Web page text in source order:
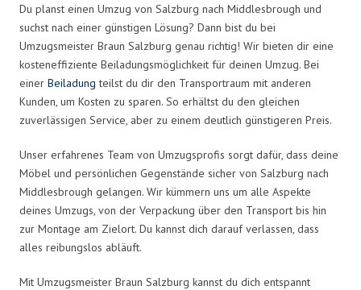
Du planst einen Umzug von Salzburg nach Middlesbrough und
suchst nach einer günstigen Lösung? Dann bist du bei
Umzugsmeister Braun Salzburg genau richtig! Wir bieten dir eine
kosteneffiziente Beiladungsmöglichkeit für deinen Umzug. Bei
einer Beiladung teilst du dir den Transportraum mit anderen
Kunden, um Kosten zu sparen. So erhältst du den gleichen
zuverlässigen Service, aber zu einem deutlich günstigeren Preis.
Unser erfahrenes Team von Umzugsprofis sorgt dafür, dass deine
Möbel und persönlichen Gegenstände sicher von Salzburg nach
Middlesbrough gelangen. Wir kümmern uns um alle Aspekte
deines Umzugs, von der Verpackung über den Transport bis hin
zur Montage am Zielort. Du kannst dich darauf verlassen, dass
alles reibungslos abläuft.
Mit Umzugsmeister Braun Salzburg kannst du dich entspannt